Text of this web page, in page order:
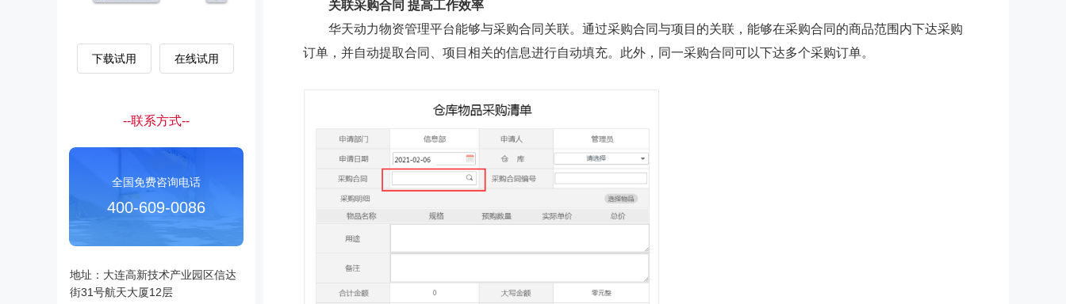
下载试用 在线试用
--联系方式--
全国免费咨询电话
400-609-0086
地址：大连高新技术产业园区信达
街31号航天大厦12层
关联采购合同 提高工作效率
华天动力物资管理平台能够与采购合同关联。通过采购合同与项目的关联，能够在采购合同的商品范围内下达采购
订单，并自动提取合同、项目相关的信息进行自动填充。此外，同一采购合同可以下达多个采购订单。